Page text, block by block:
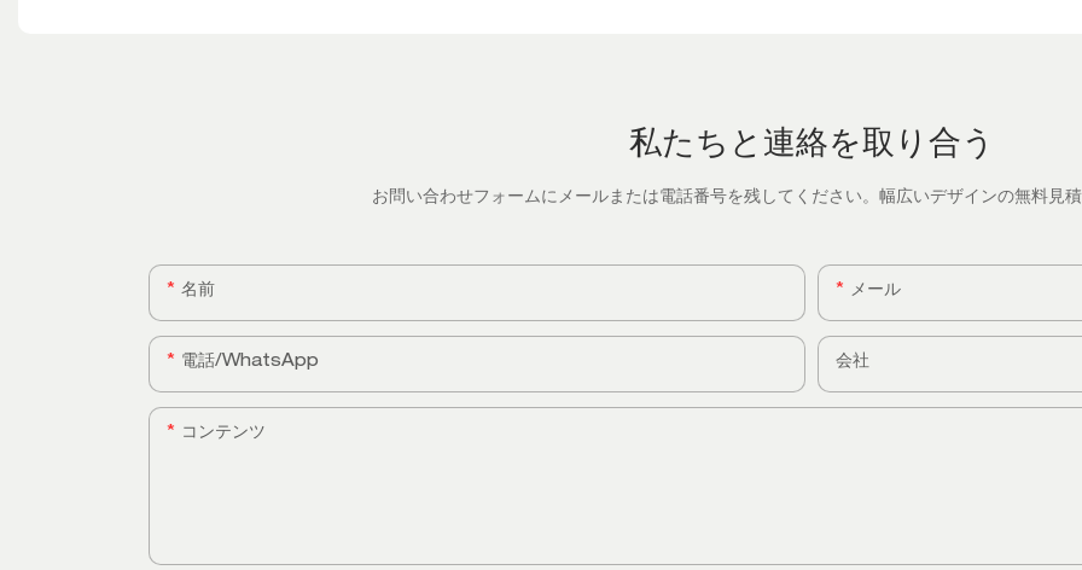
私たちと連絡を取り合う
お問い合わせフォームにメールまたは電話番号を残してください。幅広いデザインの無料見積
名前 メール
電話/WhatsApp 会社
コンテンツ